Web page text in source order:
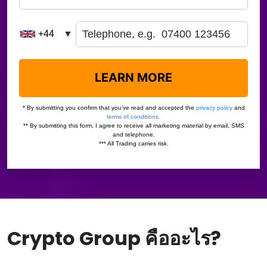
Crypto Group คืออะไร?